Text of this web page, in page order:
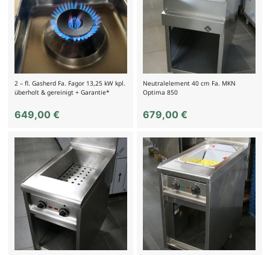
2 – fl. Gasherd Fa. Fagor 13,25 kW kpl.
überholt & gereinigt + Garantie*
649,00 €
Neutralelement 40 cm Fa. MKN
Optima 850
679,00€